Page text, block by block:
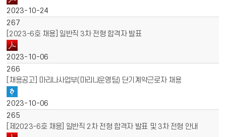
2023-10-24
267
[2023-6호 채용] 일반직 3차 전형 합격자 발표
2023-10-06
266
[채용공고] 마리나사업부(마리나운영팀) 단기계약근로자 채용
2023-10-06
265
[제2023-6호 채용] 일반직 2차 전형 합격자 발표 및 3차 전형 안내